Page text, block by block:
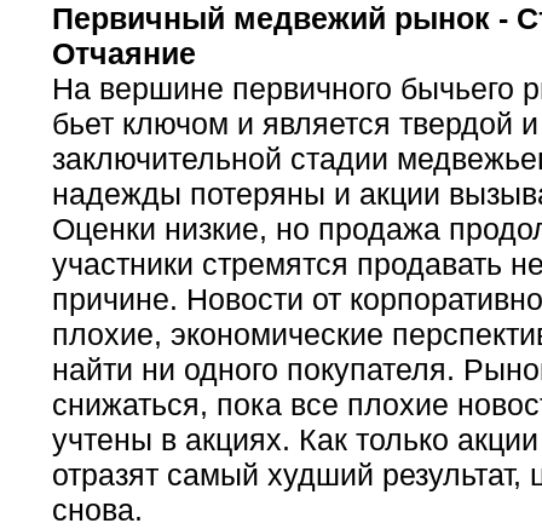
Первичный медвежий рынок -
Отчаяние
На вершине первичного бычьего
бьет ключом и является твердой
заключительной стадии
надежды потеряны и акции
Оценки низкие, но продажа
участники стремятся продавать
причине. Новости от
плохие, экономические
найти ни одного покупателя.
снижаться, пока все плохие
учтены в акциях. Как только
отразят самый худший результат,
снова.